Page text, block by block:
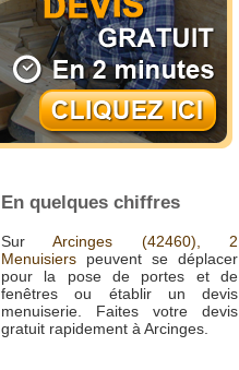
En quelques chiffres
SurArcinges (42460), 2
Menuisiers peuvent se déplacer
pour la pose de portes et de
fenêtres ou établir un devis
menuiserie. Faites votre devis
gratuit rapidement à Arcinges.